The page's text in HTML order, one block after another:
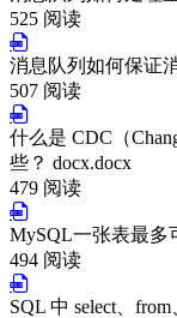
525 阅读
消息队列如何保证
507 阅读
什么是 CDC（
些？ docx.docx
479 阅读
MySQL一张表最多
494 阅读
SQL 中 select、